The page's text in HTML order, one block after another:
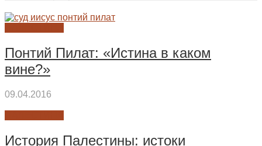
Понтий Пилат: «Истина в каком
вине?»
09.04.2016
История Палестины: истоки